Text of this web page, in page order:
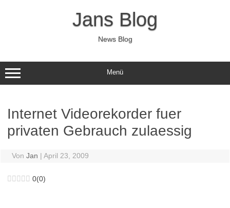
Jans Blog
News Blog
Menü
Internet Videorekorder fuer
privaten Gebrauch zulaessig
Von Jan | April 23, 2009
0(0)